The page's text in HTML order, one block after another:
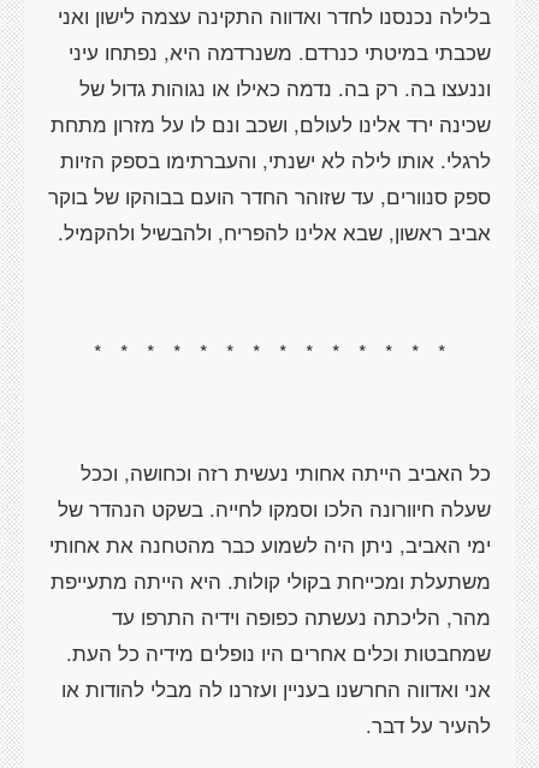
בלילה נכנסנו לחדר ואדווה התקינה עצמה לישון ואני
שכבתי במיטתי כנרדם. משנרדמה היא, נפתחו עיני
וננעצו בה. רק בה. נדמה כאילו או נגוהות גדול של
שכינה ירד אלינו לעולם, ושכב ונם לו על מזרון מתחת
לרגלי. אותו לילה לא ישנתי, והעברתימו בספק הזיות
ספק סנוורים, עד שזוהר החדר הועם בבוהקו של בוקר
אביב ראשון, שבא אלינו להפריח, ולהבשיל ולהקמיל.
*
*
*
*
*
*
*
*
*
*
*
*
*
*
כל האביב הייתה אחותי נעשית רזה וכחושה, וככל
שעלה חיוורונה הלכו וסמקו לחייה. בשקט הנהדר של
ימי האביב, ניתן היה לשמוע כבר מהטחנה את אחותי
משתעלת ומכייחת בקולי קולות. היא הייתה מתעייפת
מהר, הליכתה נעשתה כפופה וידיה התרפו עד
שמחבטות וכלים אחרים היו נופלים מידיה כל העת.
אני ואדווה החרשנו בעניין ועזרנו לה מבלי להודות או
להעיר על דבר.